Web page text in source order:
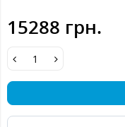
15288 грн.